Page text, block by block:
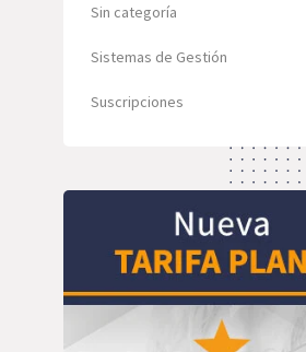
Sin categoría
Sistemas de Gestión
Suscripciones